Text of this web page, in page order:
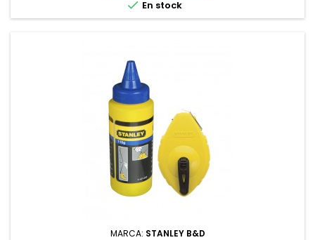
 En stock
MARCA: STANLEY B&D